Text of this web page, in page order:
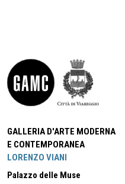
GALLERIA D'ARTE MODERNA
E CONTEMPORANEA
LORENZO VIANI
Palazzo delle Muse